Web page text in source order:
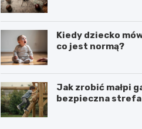
Kiedy dziecko
co jest normą?
Jak zrobić małpi
bezpieczna strefa